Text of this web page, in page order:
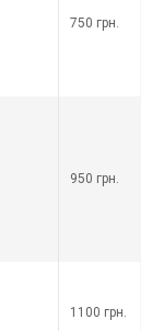
750 грн.
950 грн.
1100 грн.